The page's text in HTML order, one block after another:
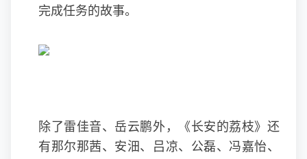
完成任务的故事。
除了雷佳音、岳云鹏外，《长安的荔枝》还
有那尔那茜、安沺、吕凉、公磊、冯嘉怡、